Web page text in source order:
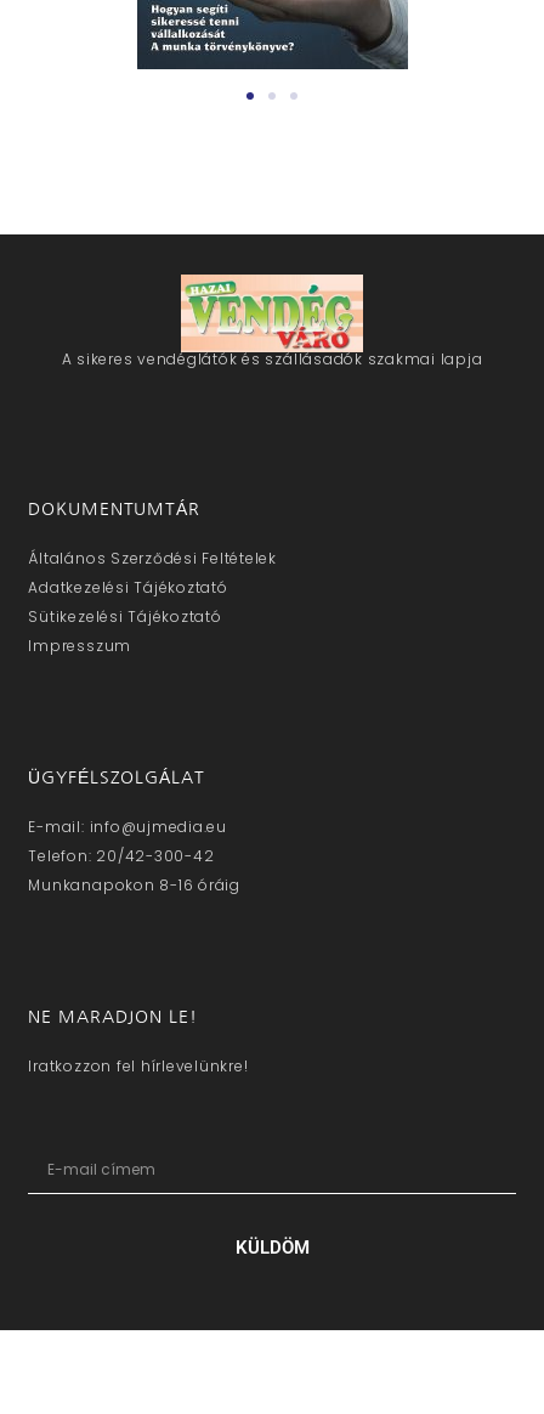
A sikeres vendéglátók és szállásadók szakmai lapja
DOKUMENTUMTÁR
Általános Szerződési Feltételek
Adatkezelési Tájékoztató
Sütikezelési Tájékoztató
Impresszum
ÜGYFÉLSZOLGÁLAT
E-mail: info@ujmedia.eu
Telefon: 20/42-300-42
Munkanapokon 8-16 óráig
NE MARADJON LE!
Iratkozzon fel hírlevelünkre!
KÜLDÖM